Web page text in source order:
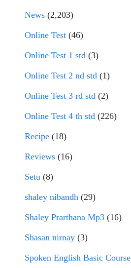
News (2,203)
Online Test (46)
Online Test 1 std (3)
Online Test 2 nd std (1)
Online Test 3 rd std (2)
Online Test 4 th std (226)
Recipe (18)
Reviews (16)
Setu (8)
shaley nibandh (29)
Shaley Prarthana Mp3 (16)
Shasan nirnay (3)
Spoken English Basic Course